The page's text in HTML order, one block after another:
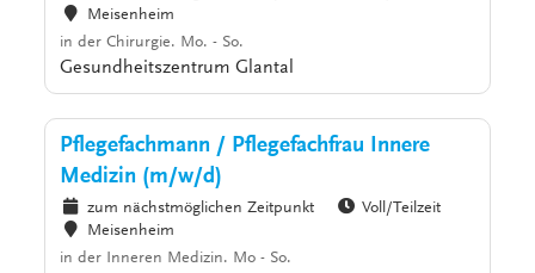
Meisenheim
in der Chirurgie. Mo. - So.
Gesundheitszentrum Glantal
Pflegefachmann / Pflegefachfrau Innere
Medizin (m/w/d)
zum nächstmöglichen Zeitpunkt
Voll/Teilzeit
Meisenheim
in der Inneren Medizin. Mo - So.